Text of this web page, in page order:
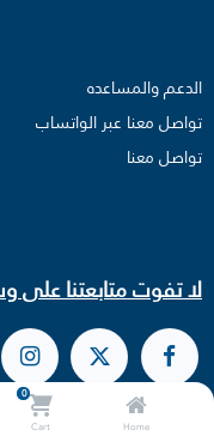
Home
0
Cart
الدعم والمساعده
تواصل معنا عبر الواتساب
تواصل معنا​
لا تفوت متابعتنا على